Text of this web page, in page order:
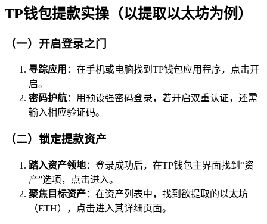
TP钱包提款实操（以提取以太坊为例）
（一）开启登录之门
寻踪应用 ：在手机或电脑找到TP钱包应用程序，点击开
启。
密码护航：用预设强密码登录，若开启双重认证，还需
输入相应验证码。
（二）锁定提款资产
踏入资产领地：登录成功后，在TP钱包主界面找到“资
产”选项，点击进入。
聚焦目标资产：在资产列表中，找到欲提取的以太坊
（ETH），点击进入其详细页面。